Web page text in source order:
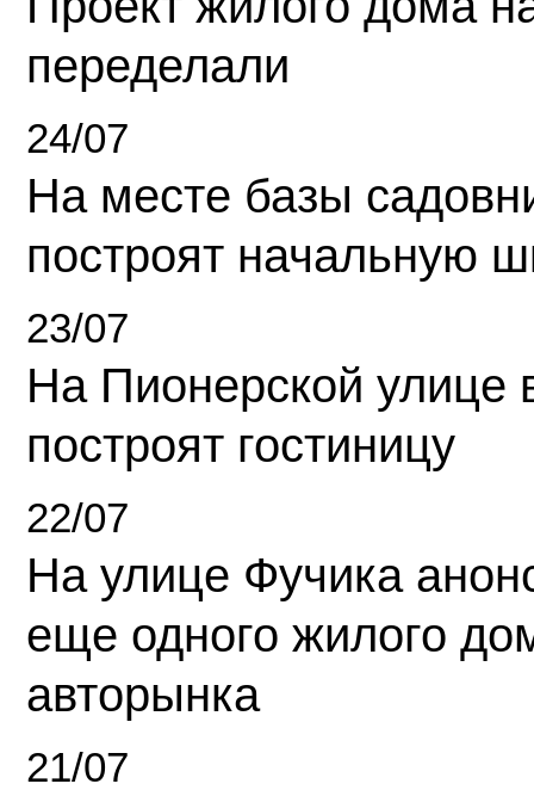
переделали
24/07
На месте базы
построят начальную
23/07
На Пионерской улице
построят гостиницу
22/07
На улице Фучика
еще одного жилого
авторынка
21/07